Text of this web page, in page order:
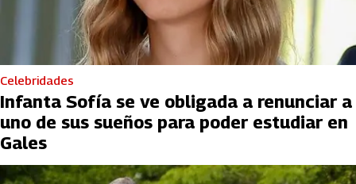
Celebridades
Infanta Sofía se ve obligada a renunciar a
uno de sus sueños para poder estudiar en
Gales